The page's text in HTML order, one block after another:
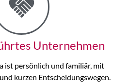
Unternehmen
ist persönlich und familiär, mit
kurzen Entscheidungswegen.